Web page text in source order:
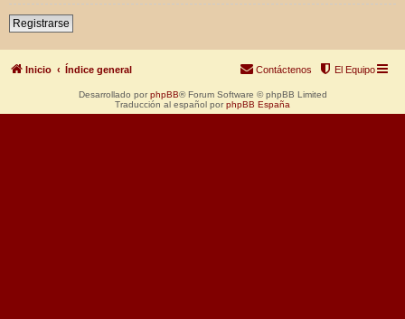
Registrarse
Inicio Índice general El Equipo
Contáctenos
Desarrollado por phpBB® Forum Software © phpBB Limited
Traducción al español por phpBB España